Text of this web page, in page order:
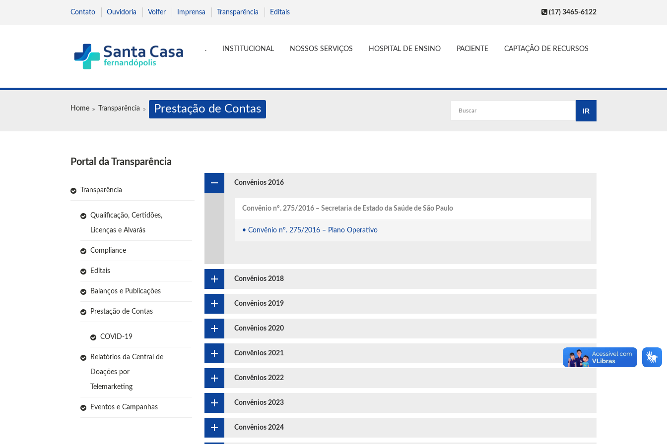
Contato Ouvidoria Volfer Imprensa Transparência Editais (17) 3465-6122
. INSTITUCIONAL NOSSOS SERVIÇOS HOSPITAL DE ENSINO PACIENTE CAPTAÇÃO DE RECURSOS
Home Transparência Prestação de Contas
Convênios 2016
Convênio nº. 275/2016 – Secretaria de Estado da Saúde de São Paulo
• Convênio nº. 275/2016 – Plano Operativo
Convênios 2018
Convênios 2019
Convênios 2020
Convênios 2021
Convênios 2022
Convênios 2023
Convênios 2024
Portal da Transparência
Transparência
Qualificação, Certidões,
Licenças e Alvarás
Compliance
Editais
Balanços e Publicações
Prestação de Contas
COVID-19
Relatórios da Central de
Doações por
Telemarketing
Eventos e Campanhas